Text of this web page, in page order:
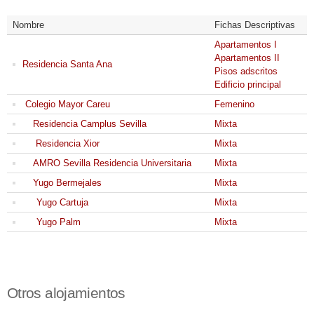
Nombre Fichas Descriptivas
Residencia Santa Ana
Apartamentos I
Apartamentos II
Pisos adscritos
Edificio principal
Colegio Mayor Careu
Femenino
Residencia Camplus Sevilla
Mixta
Residencia Xior
Mixta
AMRO Sevilla Residencia Universitaria
Mixta
Yugo Bermejales
Mixta
Yugo Cartuja
Mixta
Yugo Palm
Mixta
Otros alojamientos